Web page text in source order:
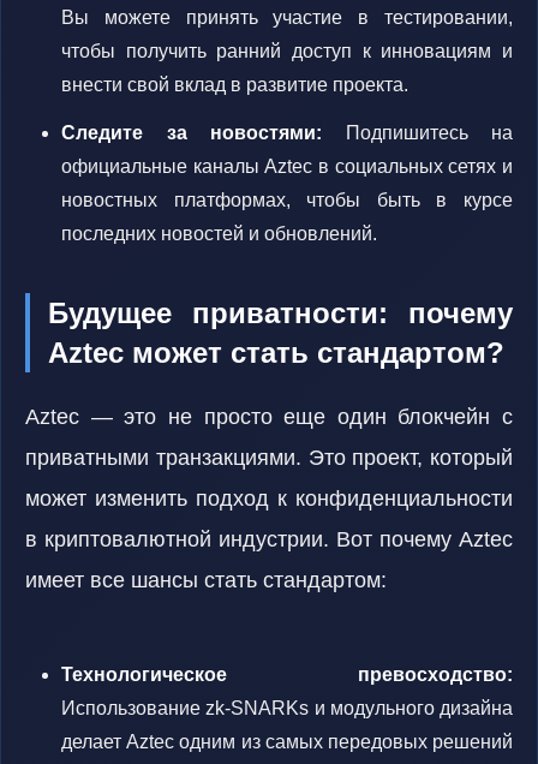
Вы можете принять участие в тестировании,
чтобы получить ранний доступ к инновациям и
внести свой вклад в развитие проекта.
Следите за новостями: Подпишитесь на
официальные каналы Aztec в социальных сетях и
новостных платформах, чтобы быть в курсе
последних новостей и обновлений.
Будущее приватности: почему
Aztec может стать стандартом?
Aztec — это не просто еще один блокчейн с
приватными транзакциями. Это проект, который
может изменить подход к конфиденциальности
в криптовалютной индустрии. Вот почему Aztec
имеет все шансы стать стандартом:
Технологическое превосходство:
Использование zk-SNARKs и модульного дизайна
делает Aztec одним из самых передовых решений